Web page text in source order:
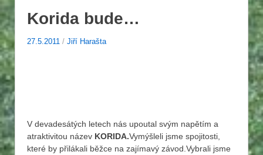
Korida bude…
27.5.2011 / Jiří Harašta
V devadesátých letech nás upoutal svým napětím a
atraktivitou název KORIDA.Vymýšleli jsme spojitosti,
které by přilákali běžce na zajímavý závod.Vybrali jsme